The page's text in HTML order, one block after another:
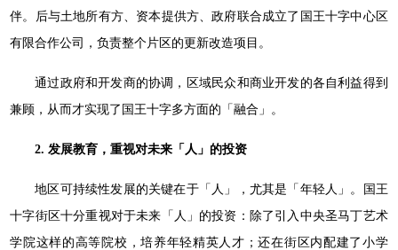
伴。后与土地所有方、资本提供方、政府联合成立了国王十字中心区
有限合作公司，负责整个片区的更新改造项目。
通过政府和开发商的协调，区域民众和商业开发的各自利益得到
兼顾，从而才实现了国王十字多方面的「融合」。
2. 发展教育，重视对未来「人」的投资
地区可持续性发展的关键在于「人」，尤其是「年轻人」。国王
十字街区十分重视对于未来「人」的投资：除了引入中央圣马丁艺术
学院这样的高等院校，培养年轻精英人才；还在街区内配建了小学